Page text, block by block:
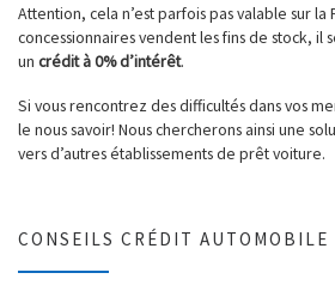
Attention, cela n’est parfois pas valable sur
concessionnaires vendent les fins de stock, il
un crédit à 0% d’intérêt.
Si vous rencontrez des difficultés dans vos
le nous savoir! Nous chercherons ainsi une
vers d’autres établissements de prêt voiture.
CONSEILS CRÉDIT AUTOMOBILE